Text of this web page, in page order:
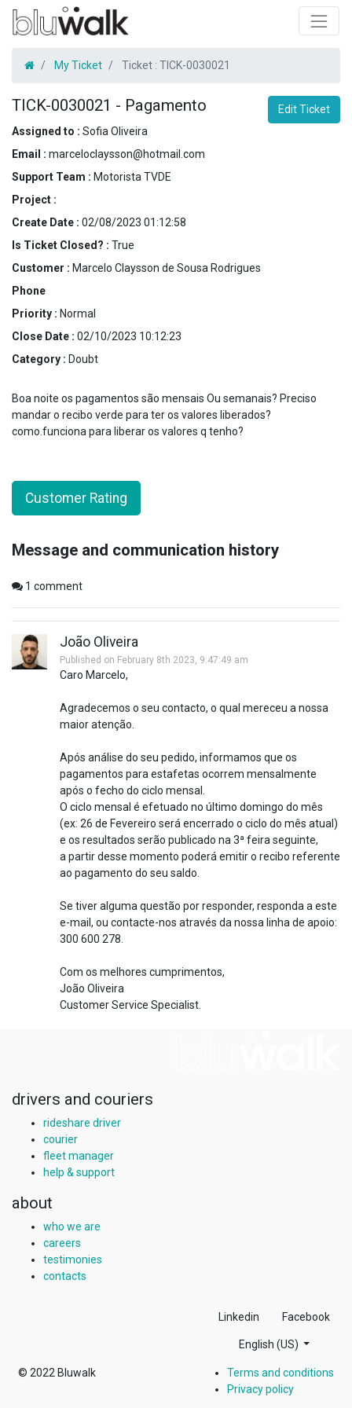
My Ticket Ticket : TICK-0030021
TICK-0030021 - Pagamento
Edit Ticket
Assigned to : Sofia Oliveira
Email : marceloclaysson@hotmail.com
Support Team : Motorista TVDE
Project :
Create Date : 02/08/2023 01:12:58
Is Ticket Closed? : True
Customer : Marcelo Claysson de Sousa Rodrigues
Phone
Priority : Normal
Close Date : 02/10/2023 10:12:23
Category : Doubt
Boa noite os pagamentos são mensais Ou semanais? Preciso
mandar o recibo verde para ter os valores liberados?
como.funciona para liberar os valores q tenho?
Customer Rating
Message and communication history
1 comment
João Oliveira
Published on February 8th 2023, 9:47:49 am
Caro Marcelo,
Agradecemos o seu contacto, o qual mereceu a nossa
maior atenção.
Após análise do seu pedido, informamos que os
pagamentos para estafetas ocorrem mensalmente
após o fecho do ciclo mensal.
O ciclo mensal é efetuado no último domingo do mês
(ex: 26 de Fevereiro será encerrado o ciclo do mês atual)
e os resultados serão publicado na 3ª feira seguinte,
a partir desse momento poderá emitir o recibo referente
ao pagamento do seu saldo.
Se tiver alguma questão por responder, responda a este
e-mail, ou contacte-nos através da nossa linha de apoio:
300 600 278.
Com os melhores cumprimentos,
João Oliveira
Customer Service Specialist.
drivers and couriers
rideshare driver
courier
fleet manager
help & support
about
who we are
careers
testimonies
contacts
Linkedin Facebook
English (US)
© 2022 Bluwalk
Terms and conditions
Privacy policy